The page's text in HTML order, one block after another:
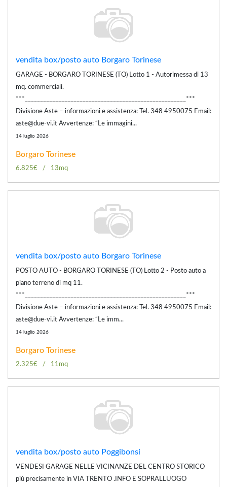
vendita box/posto auto Borgaro Torinese
GARAGE - BORGARO TORINESE (TO) Lotto 1 - Autorimessa di 13
mq. commerciali.
***_____________________________________________________***
Divisione Aste – informazioni e assistenza: Tel. 348 4950075 Email:
aste@due-vi.it Avvertenze: “Le immagini...
14 luglio 2026
Borgaro Torinese
6.825€ 13mq
vendita box/posto auto Borgaro Torinese
POSTO AUTO - BORGARO TORINESE (TO) Lotto 2 - Posto auto a
piano terreno di mq 11.
***_____________________________________________________***
Divisione Aste – informazioni e assistenza: Tel. 348 4950075 Email:
aste@due-vi.it Avvertenze: “Le imm...
14 luglio 2026
Borgaro Torinese
2.325€ 11mq
vendita box/posto auto Poggibonsi
VENDESI GARAGE NELLE VICINANZE DEL CENTRO STORICO
più precisamente in VIA TRENTO .INFO E SOPRALLUOGO